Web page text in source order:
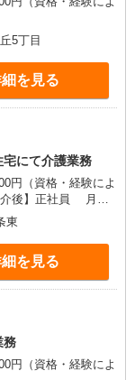
5丁目
を見る
にて介護業務
円（資格・経験によ
格・経験による）
手当：6,000円/月
主・準世帯主のみ）
/月（10月〜翌3月
15,000円〜 賞与：
東
を見る
務
円（資格・経験によ